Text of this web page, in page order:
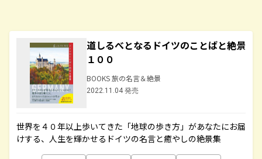
道しるべとなるドイツのことばと絶景
１００
BOOKS 旅の名言＆絶景
2022.11.04 発売
世界を４０年以上歩いてきた「地球の歩き方」があなたにお届
けする、人生を輝かせるドイツの名言と癒やしの絶景集